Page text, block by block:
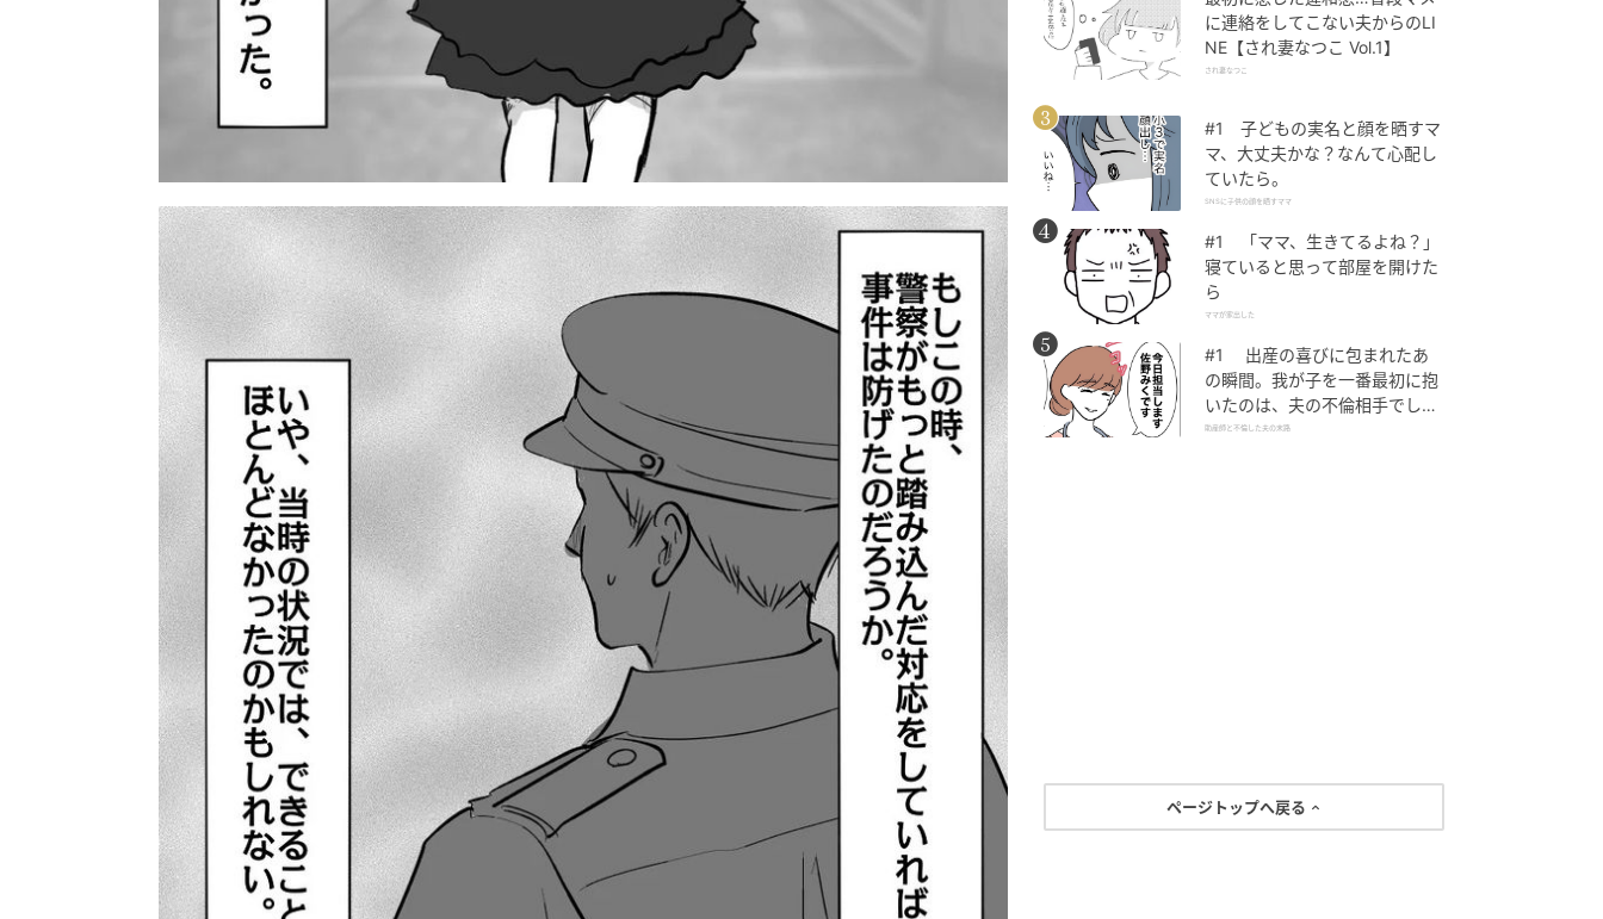
に連絡をしてこない夫からのLI
NE【され妻なつこ Vol.1】
され妻なつこ
#1 子どもの実名と顔を晒すマ
マ、大丈夫かな？なんて心配し
ていたら。
SNSに子供の顔を晒すママ
#1 「ママ、生きてるよね？」
寝ていると思って部屋を開けた
ら
ママが家出した
#1 出産の喜びに包まれたあ
の瞬間。我が子を一番最初に抱
いたのは、夫の不倫相手でし
た。
助産師と不倫した夫の末路
ページトップへ戻る